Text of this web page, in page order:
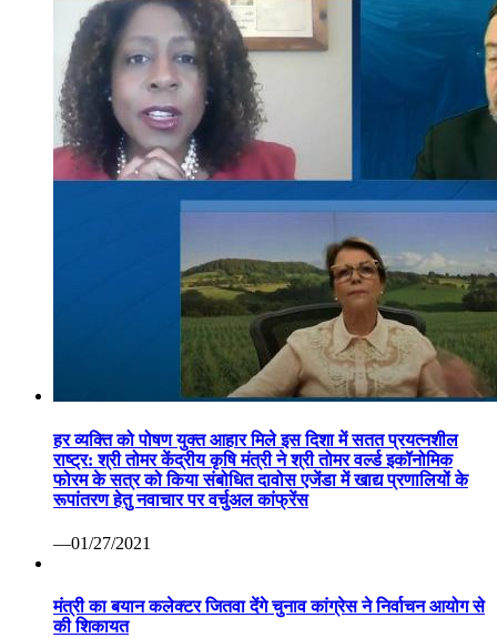
हर व्यक्ति को पोषण युक्त आहार मिले इस दिशा में सतत प्रयत्नशील
राष्ट्र: श्री तोमर केंद्रीय कृषि मंत्री ने श्री तोमर वर्ल्ड इकॉनोमिक
फोरम के सत्र को किया संबोधित दावोस एजेंडा में खाद्य प्रणालियों के
रूपांतरण हेतु नवाचार पर वर्चुअल कांफ्रेंस
—01/27/2021
मंत्री का बयान कलेक्टर जितवा देंगे चुनाव कांग्रेस ने निर्वाचन आयोग से
की शिकायत